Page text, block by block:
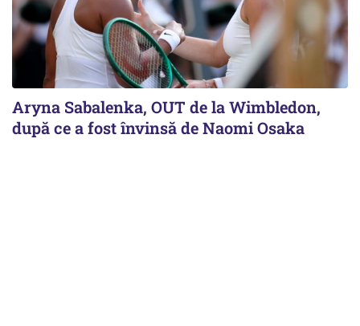
Aryna Sabalenka, OUT de la Wimbledon,
după ce a fost învinsă de Naomi Osaka